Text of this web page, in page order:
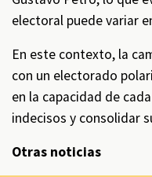
electoral puede variar
En este contexto, la
con un electorado
en la capacidad de
indecisos y consolidar
Otras noticias